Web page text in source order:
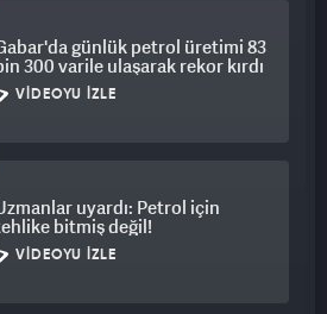
günlük petrol üretimi 83
300 varile ulaşarak rekor kırdı
VIDEOYU İZLE
uyardı: Petrol için
bitmiş değil!
VIDEOYU İZLE